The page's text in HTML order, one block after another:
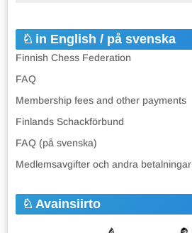
in English / på svenska
Finnish Chess Federation
FAQ
Membership fees and other payments
Finlands Schackförbund
FAQ (på svenska)
Medlemsavgifter och andra betalningar
Avainsiirto